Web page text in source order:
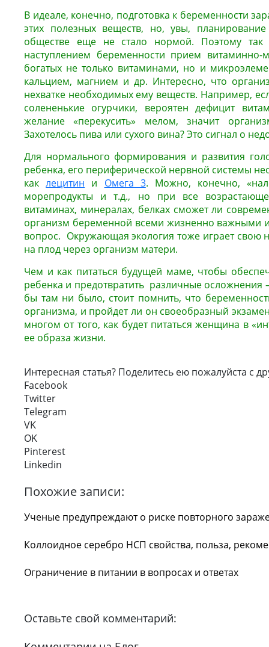
В идеале, конечно, подготовка к беременности
этих полезных веществ, но, увы,
обществе еще не стало нормой. Поэтому
наступлением беременности прием витаминно-
богатых не только витаминами, но и
кальцием, магнием и др. Интересно, что
нехватке необходимых ему веществ. Например,
солененькие огурчики, вероятен дефицит
желание «перекусить» мелом, значит
Захотелось пива или сухого вина? Это сигнал о
Для нормального формирования и развития
ребенка, его периферической нервной системы
каклецитин и Омега 3. Можно, конечно,
морепродукты и т.д., но при все
витаминах, минералах, белках сможет ли
организм беременной всеми жизненно важными
вопрос. Окружающая экология тоже играет свою
на плод через организм матери.
Чем и как питаться будущей маме, чтобы
ребенка и предотвратить различные
бы там ни было, стоит помнить, что
организма, и пройдет ли он своеобразный
многом от того, как будет питаться женщина в
ее образа жизни.
Интересная статья? Поделитесь ею пожалуйста с
Facebook
Twitter
Telegram
VK
OK
Pinterest
Linkedin
Похожие записи:
Ученые предупреждают о риске повторного
Коллоидное серебро НСП свойства, польза,
Ограничение в питании в вопросах и ответах
Оставьте свой комментарий: